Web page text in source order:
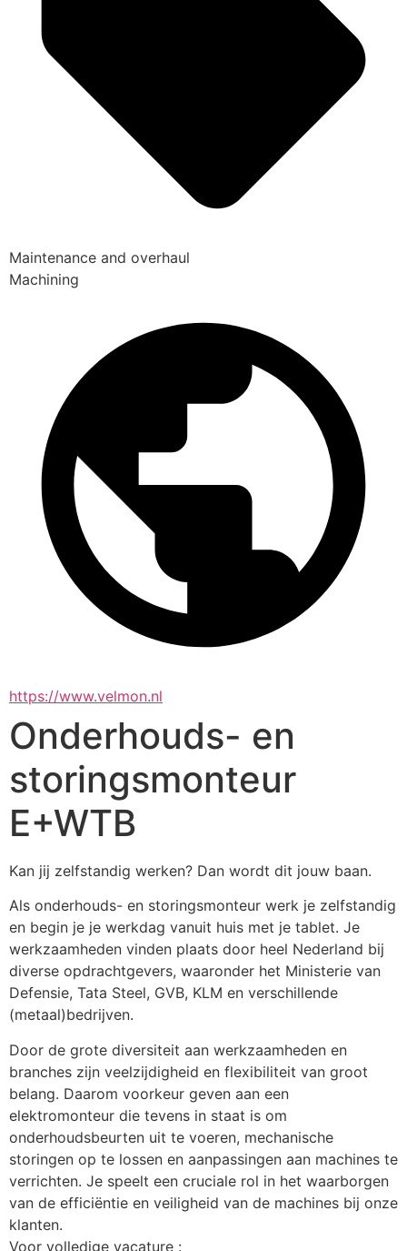
Maintenance and overhaul
Machining
https://www.velmon.nl
Onderhouds- en
storingsmonteur
E+WTB
Kan jij zelfstandig werken? Dan wordt dit jouw baan.
Als onderhouds- en storingsmonteur werk je zelfstandig
en begin je je werkdag vanuit huis met je tablet. Je
werkzaamheden vinden plaats door heel Nederland bij
diverse opdrachtgevers, waaronder het Ministerie van
Defensie, Tata Steel, GVB, KLM en verschillende
(metaal)bedrijven.
Door de grote diversiteit aan werkzaamheden en
branches zijn veelzijdigheid en flexibiliteit van groot
belang. Daarom voorkeur geven aan een
elektromonteur die tevens in staat is om
onderhoudsbeurten uit te voeren, mechanische
storingen op te lossen en aanpassingen aan machines te
verrichten. Je speelt een cruciale rol in het waarborgen
van de efficiëntie en veiligheid van de machines bij onze
klanten.
Voor volledige vacature :